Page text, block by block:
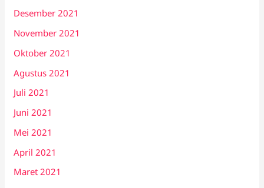
Desember 2021
November 2021
Oktober 2021
Agustus 2021
Juli 2021
Juni 2021
Mei 2021
April 2021
Maret 2021